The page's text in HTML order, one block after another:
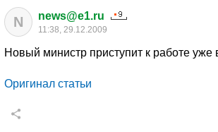
N news@e1.ru
11:38, 29.12.2009
Новый министр приступит к работе уже
Оригинал статьи